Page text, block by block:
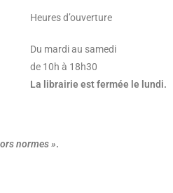
Heures d’ouverture
Du mardi au samedi
de 10h à 18h30
La librairie est fermée le lundi.
normes ».